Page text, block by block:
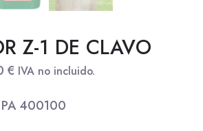
Z-1 DE CLAVO
€ IVA no incluido.
400100